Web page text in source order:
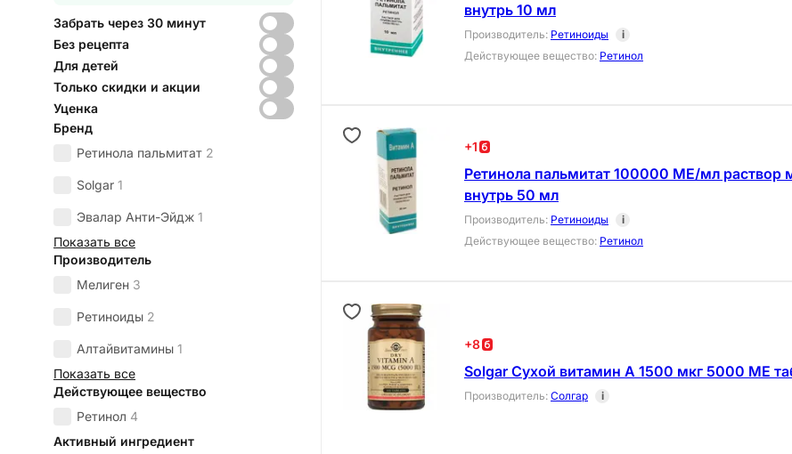
Забрать через 30 минут
Без рецепта
Для детей
Только скидки и акции
Уценка
Бренд
Ретинола пальмитат 2
Solgar 1
Эвалар Анти-Эйдж 1
Показать все
Производитель
Мелиген 3
Ретиноиды 2
Алтайвитамины 1
Показать все
Действующее вещество
Ретинол 4
Активный ингредиент
внутрь 10 мл
Производитель: Ретиноиды
i
Действующее вещество: Ретинол
+1
Ретинола пальмитат 100000 МЕ/мл раствор
внутрь 50 мл
Производитель: Ретиноиды
i
Действующее вещество: Ретинол
+8
Solgar Сухой витамин А 1500 мкг 5000 МЕ
Производитель: Солгар i